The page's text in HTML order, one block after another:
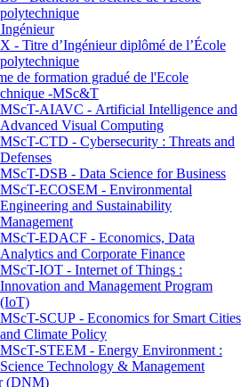
polytechnique
X - Titre d’Ingénieur diplômé de l’École
polytechnique
de formation gradué de l'Ecole
-MSc&T
MScT-AIAVC - Artificial Intelligence and
Advanced Visual Computing
MScT-CTD - Cybersecurity : Threats and
Defenses
MScT-DSB - Data Science for Business
MScT-ECOSEM - Environmental
Engineering and Sustainability
Management
MScT-EDACF - Economics, Data
Analytics and Corporate Finance
MScT-IOT - Internet of Things :
Innovation and Management Program
(IoT)
MScT-SCUP - Economics for Smart Cities
and Climate Policy
MScT-STEEM - Energy Environment :
Science Technology & Management
(DNM)